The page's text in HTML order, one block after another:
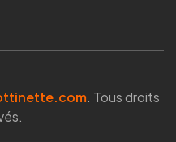
. Tous droits